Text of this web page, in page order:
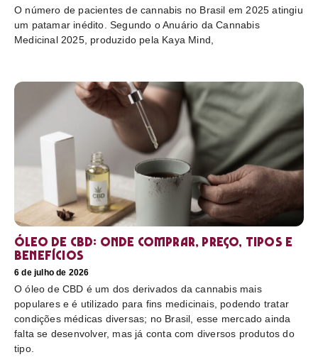
O número de pacientes de cannabis no Brasil em 2025 atingiu
um patamar inédito. Segundo o Anuário da Cannabis
Medicinal 2025, produzido pela Kaya Mind,
Óleo de CBD: Onde comprar, preço, tipos e
benefícios
6 de julho de 2026
O óleo de CBD é um dos derivados da cannabis mais
populares e é utilizado para fins medicinais, podendo tratar
condições médicas diversas; no Brasil, esse mercado ainda
falta se desenvolver, mas já conta com diversos produtos do
tipo.